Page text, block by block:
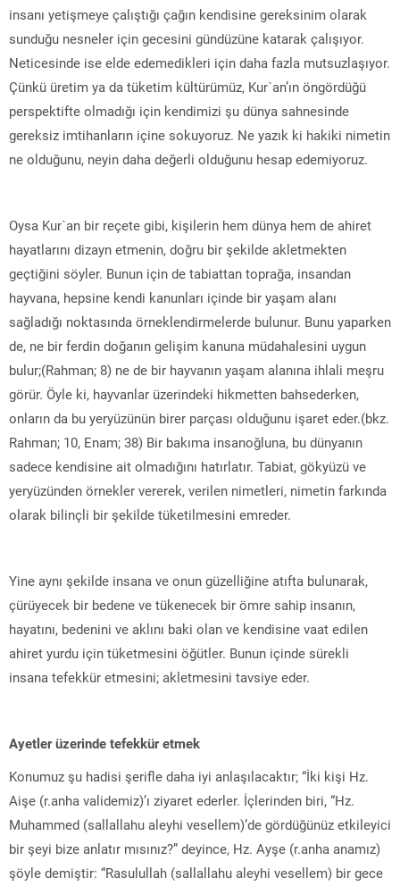
insanı yetişmeye çalıştığı çağın kendisine gereksinim olarak
sunduğu nesneler için gecesini gündüzüne katarak çalışıyor.
Neticesinde ise elde edemedikleri için daha fazla mutsuzlaşıyor.
Çünkü üretim ya da tüketim kültürümüz, Kur`an’ın öngördüğü
perspektifte olmadığı için kendimizi şu dünya sahnesinde
gereksiz imtihanların içine sokuyoruz. Ne yazık ki hakiki nimetin
ne olduğunu, neyin daha değerli olduğunu hesap edemiyoruz.
Oysa Kur`an bir reçete gibi, kişilerin hem dünya hem de ahiret
hayatlarını dizayn etmenin, doğru bir şekilde akletmekten
geçtiğini söyler. Bunun için de tabiattan toprağa, insandan
hayvana, hepsine kendi kanunları içinde bir yaşam alanı
sağladığı noktasında örneklendirmelerde bulunur. Bunu yaparken
de, ne bir ferdin doğanın gelişim kanuna müdahalesini uygun
bulur;(Rahman; 8) ne de bir hayvanın yaşam alanına ihlali meşru
görür. Öyle ki, hayvanlar üzerindeki hikmetten bahsederken,
onların da bu yeryüzünün birer parçası olduğunu işaret eder.(bkz.
Rahman; 10, Enam; 38) Bir bakıma insanoğluna, bu dünyanın
sadece kendisine ait olmadığını hatırlatır. Tabiat, gökyüzü ve
yeryüzünden örnekler vererek, verilen nimetleri, nimetin farkında
olarak bilinçli bir şekilde tüketilmesini emreder.
Yine aynı şekilde insana ve onun güzelliğine atıfta bulunarak,
çürüyecek bir bedene ve tükenecek bir ömre sahip insanın,
hayatını, bedenini ve aklını baki olan ve kendisine vaat edilen
ahiret yurdu için tüketmesini öğütler. Bunun içinde sürekli
insana tefekkür etmesini; akletmesini tavsiye eder.
Ayetler üzerinde tefekkür etmek
Konumuz şu hadisi şerifle daha iyi anlaşılacaktır; “İki kişi Hz.
Aişe (r.anha validemiz)’ı ziyaret ederler. İçlerinden biri, “Hz.
Muhammed (sallallahu aleyhi vesellem)’de gördüğünüz etkileyici
bir şeyi bize anlatır mısınız?” deyince, Hz. Ayşe (r.anha anamız)
şöyle demiştir: “Rasulullah (sallallahu aleyhi vesellem) bir gece